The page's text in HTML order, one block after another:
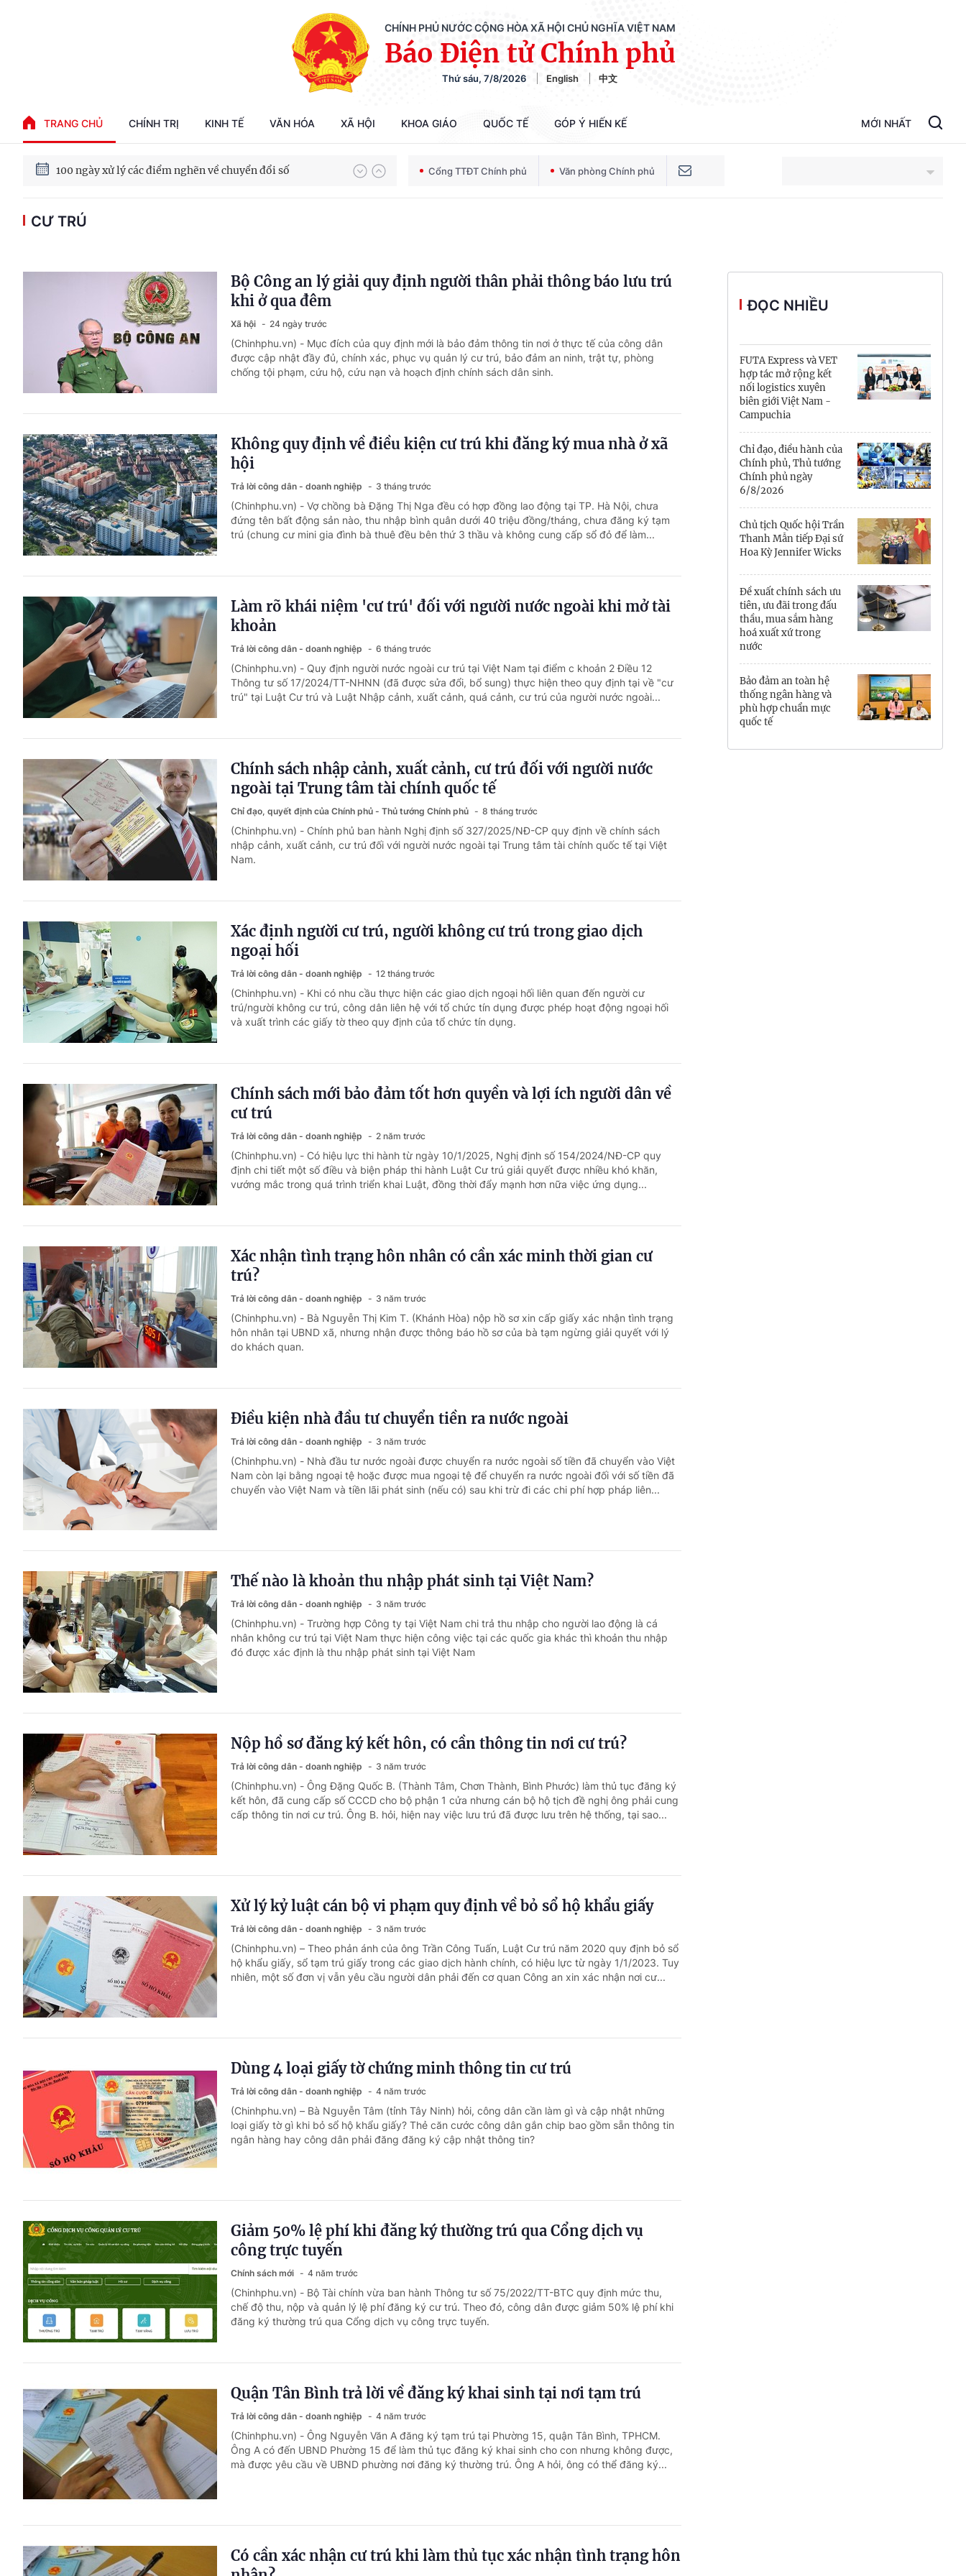
CHÍNH PHỦ NƯỚC CỘNG HÒA XÃ HỘI CHỦ NGHĨA VIỆT NAM
Báo Điện tử Chính phủ
Thứ sáu, 7/8/2026 English 中文
TRANG CHỦ CHÍNH TRỊ KINH TẾ VĂN HÓA XÃ HỘI KHOA GIÁO QUỐC TẾ GÓP Ý HIẾN KẾ MỚI NHẤT
100 ngày xử lý các điểm nghẽn về chuyển đổi số
Phát triển kinh tế nhà nước trong kỷ nguyên mới
Cổng TTĐT Chính phủ Văn phòng Chính phủ
Cần Thơ
Điện Biên
Đắk Lắk
Đồng Nai
Đồng Tháp
Gia Lai
Hồ Chí Minh
Hà Tĩnh
Hưng Yên
Hải Phòng
CƯ TRÚ
Bộ Công an lý giải quy định người thân phải thông báo lưu trú
khi ở qua đêm
Xã hội 24 ngày trước
(Chinhphu.vn) - Mục đích của quy định mới là bảo đảm thông tin nơi ở thực tế của công dân
được cập nhật đầy đủ, chính xác, phục vụ quản lý cư trú, bảo đảm an ninh, trật tự, phòng
chống tội phạm, cứu hộ, cứu nạn và hoạch định chính sách dân sinh.
Không quy định về điều kiện cư trú khi đăng ký mua nhà ở xã
hội
Trả lời công dân - doanh nghiệp 3 tháng trước
(Chinhphu.vn) - Vợ chồng bà Đặng Thị Nga đều có hợp đồng lao động tại TP. Hà Nội, chưa
đứng tên bất động sản nào, thu nhập bình quân dưới 40 triệu đồng/tháng, chưa đăng ký tạm
trú (chung cư mini gia đình bà thuê đều bên thứ 3 thầu và không cung cấp sổ đỏ để làm...
Làm rõ khái niệm 'cư trú' đối với người nước ngoài khi mở tài
khoản
Trả lời công dân - doanh nghiệp 6 tháng trước
(Chinhphu.vn) - Quy định người nước ngoài cư trú tại Việt Nam tại điểm c khoản 2 Điều 12
Thông tư số 17/2024/TT-NHNN (đã được sửa đổi, bổ sung) thực hiện theo quy định tại về "cư
trú" tại Luật Cư trú và Luật Nhập cảnh, xuất cảnh, quá cảnh, cư trú của người nước ngoài...
Chính sách nhập cảnh, xuất cảnh, cư trú đối với người nước
ngoài tại Trung tâm tài chính quốc tế
Chỉ đạo, quyết định của Chính phủ - Thủ tướng Chính phủ 8 tháng trước
(Chinhphu.vn) - Chính phủ ban hành Nghị định số 327/2025/NĐ-CP quy định về chính sách
nhập cảnh, xuất cảnh, cư trú đối với người nước ngoài tại Trung tâm tài chính quốc tế tại Việt
Nam.
Xác định người cư trú, người không cư trú trong giao dịch
ngoại hối
Trả lời công dân - doanh nghiệp 12 tháng trước
(Chinhphu.vn) - Khi có nhu cầu thực hiện các giao dịch ngoại hối liên quan đến người cư
trú/người không cư trú, công dân liên hệ với tổ chức tín dụng được phép hoạt động ngoại hối
và xuất trình các giấy tờ theo quy định của tổ chức tín dụng.
Chính sách mới bảo đảm tốt hơn quyền và lợi ích người dân về
cư trú
Trả lời công dân - doanh nghiệp 2 năm trước
(Chinhphu.vn) - Có hiệu lực thi hành từ ngày 10/1/2025, Nghị định số 154/2024/NĐ-CP quy
định chi tiết một số điều và biện pháp thi hành Luật Cư trú giải quyết được nhiều khó khăn,
vướng mắc trong quá trình triển khai Luật, đồng thời đẩy mạnh hơn nữa việc ứng dụng...
Xác nhận tình trạng hôn nhân có cần xác minh thời gian cư
trú?
Trả lời công dân - doanh nghiệp 3 năm trước
(Chinhphu.vn) - Bà Nguyễn Thị Kim T. (Khánh Hòa) nộp hồ sơ xin cấp giấy xác nhận tình trạng
hôn nhân tại UBND xã, nhưng nhận được thông báo hồ sơ của bà tạm ngừng giải quyết với lý
do khách quan.
Điều kiện nhà đầu tư chuyển tiền ra nước ngoài
Trả lời công dân - doanh nghiệp 3 năm trước
(Chinhphu.vn) - Nhà đầu tư nước ngoài được chuyển ra nước ngoài số tiền đã chuyển vào Việt
Nam còn lại bằng ngoại tệ hoặc được mua ngoại tệ để chuyển ra nước ngoài đối với số tiền đã
chuyển vào Việt Nam và tiền lãi phát sinh (nếu có) sau khi trừ đi các chi phí hợp pháp liên...
Thế nào là khoản thu nhập phát sinh tại Việt Nam?
Trả lời công dân - doanh nghiệp 3 năm trước
(Chinhphu.vn) - Trường hợp Công ty tại Việt Nam chi trả thu nhập cho người lao động là cá
nhân không cư trú tại Việt Nam thực hiện công việc tại các quốc gia khác thì khoản thu nhập
đó được xác định là thu nhập phát sinh tại Việt Nam
Nộp hồ sơ đăng ký kết hôn, có cần thông tin nơi cư trú?
Trả lời công dân - doanh nghiệp 3 năm trước
(Chinhphu.vn) - Ông Đặng Quốc B. (Thành Tâm, Chơn Thành, Bình Phước) làm thủ tục đăng ký
kết hôn, đã cung cấp số CCCD cho bộ phận 1 cửa nhưng cán bộ hộ tịch đề nghị ông phải cung
cấp thông tin nơi cư trú. Ông B. hỏi, hiện nay việc lưu trú đã được lưu trên hệ thống, tại sao...
Xử lý kỷ luật cán bộ vi phạm quy định về bỏ sổ hộ khẩu giấy
Trả lời công dân - doanh nghiệp 3 năm trước
(Chinhphu.vn) – Theo phản ánh của ông Trần Công Tuấn, Luật Cư trú năm 2020 quy định bỏ sổ
hộ khẩu giấy, sổ tạm trú giấy trong các giao dịch hành chính, có hiệu lực từ ngày 1/1/2023. Tuy
nhiên, một số đơn vị vẫn yêu cầu người dân phải đến cơ quan Công an xin xác nhận nơi cư...
Dùng 4 loại giấy tờ chứng minh thông tin cư trú
Trả lời công dân - doanh nghiệp 4 năm trước
(Chinhphu.vn) – Bà Nguyễn Tâm (tỉnh Tây Ninh) hỏi, công dân cần làm gì và cập nhật những
loại giấy tờ gì khi bỏ sổ hộ khẩu giấy? Thẻ căn cước công dân gắn chip bao gồm sẵn thông tin
ngân hàng hay công dân phải đăng đăng ký cập nhật thông tin?
Giảm 50% lệ phí khi đăng ký thường trú qua Cổng dịch vụ
công trực tuyến
Chính sách mới 4 năm trước
(Chinhphu.vn) - Bộ Tài chính vừa ban hành Thông tư số 75/2022/TT-BTC quy định mức thu,
chế độ thu, nộp và quản lý lệ phí đăng ký cư trú. Theo đó, công dân được giảm 50% lệ phí khi
đăng ký thường trú qua Cổng dịch vụ công trực tuyến.
Quận Tân Bình trả lời về đăng ký khai sinh tại nơi tạm trú
Trả lời công dân - doanh nghiệp 4 năm trước
(Chinhphu.vn) - Ông Nguyễn Văn A đăng ký tạm trú tại Phường 15, quận Tân Bình, TPHCM.
Ông A có đến UBND Phường 15 để làm thủ tục đăng ký khai sinh cho con nhưng không được,
mà được yêu cầu về UBND phường nơi đăng ký thường trú. Ông A hỏi, ông có thể đăng ký...
Có cần xác nhận cư trú khi làm thủ tục xác nhận tình trạng hôn
ĐỌC NHIỀU
FUTA Express và VET
hợp tác mở rộng kết
nối logistics xuyên
biên giới Việt Nam -
Campuchia
Chỉ đạo, điều hành của
Chính phủ, Thủ tướng
Chính phủ ngày
6/8/2026
Chủ tịch Quốc hội Trần
Thanh Mẫn tiếp Đại sứ
Hoa Kỳ Jennifer Wicks
Đề xuất chính sách ưu
tiên, ưu đãi trong đấu
thầu, mua sắm hàng
hoá xuất xứ trong
nước
Bảo đảm an toàn hệ
thống ngân hàng và
phù hợp chuẩn mực
quốc tế